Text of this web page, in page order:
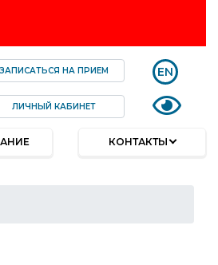
ЗАПИСАТЬСЯ НА ПРИЕМ
ЛИЧНЫЙ КАБИНЕТ
EN
КОНТАКТЫ